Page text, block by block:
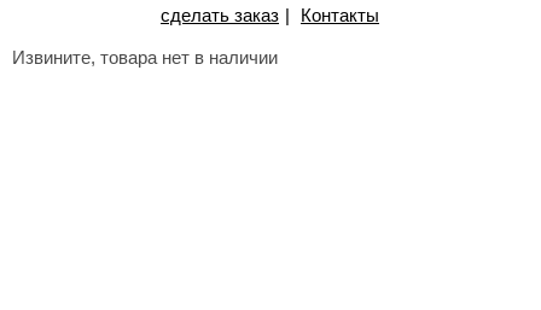
сделать заказ | Контакты
Извините, товара нет в наличии